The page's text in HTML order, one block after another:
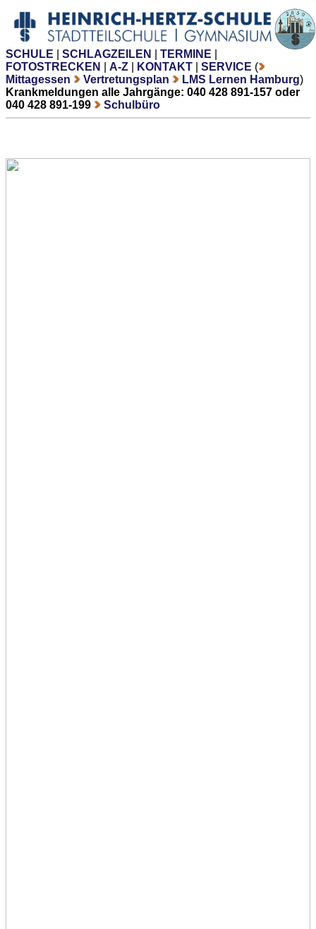
SCHULE SCHLAGZEILEN TERMINE
FOTOSTRECKEN
A-Z KONTAKT SERVICE (
Mittagessen
Vertretungsplan LMS Lernen Hamburg)
Krankmeldungen alle Jahrgänge: 040 428 891-157 oder
040 428 891-199
Schulbüro